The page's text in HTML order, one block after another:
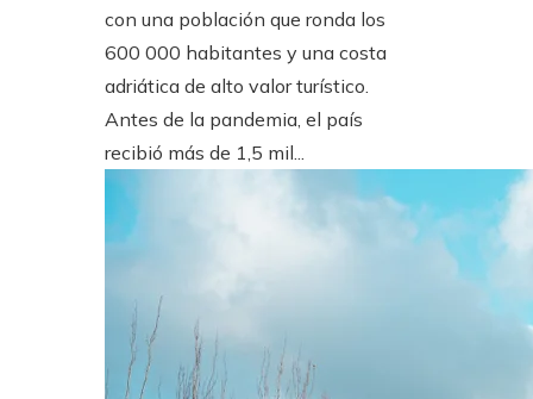
con una población que ronda los
600 000 habitantes y una costa
adriática de alto valor turístico.
Antes de la pandemia, el país
recibió más de 1,5 mil...